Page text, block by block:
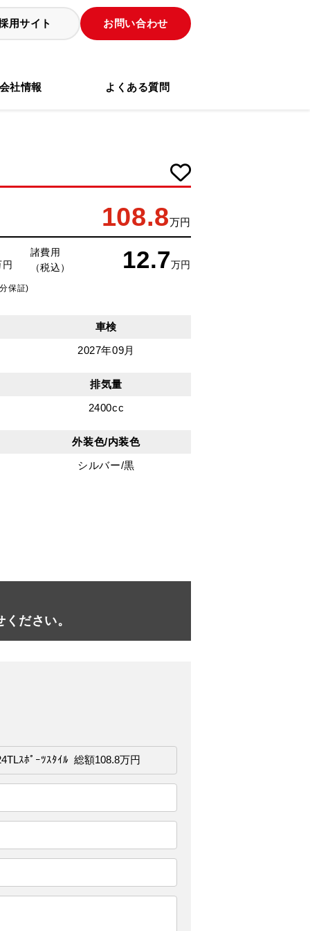
用サイト お問い合わせ
会社情報 よくある質問
108.8万円
円
諸費用
（税込）
12.7万円
保証)
車検
2027年09月
排気量
2400cc
外装色/内装色
シルバー/黒
ださい。